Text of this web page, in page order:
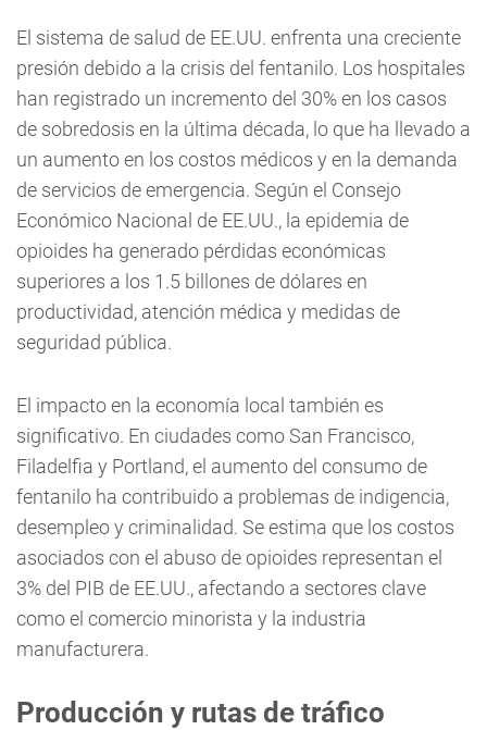
El sistema de salud de EE.UU. enfrenta una creciente
presión debido a la crisis del fentanilo. Los hospitales
han registrado un incremento del 30% en los casos
de sobredosis en la última década, lo que ha llevado a
un aumento en los costos médicos y en la demanda
de servicios de emergencia. Según el Consejo
Económico Nacional de EE.UU., la epidemia de
opioides ha generado pérdidas económicas
superiores a los 1.5 billones de dólares en
productividad, atención médica y medidas de
seguridad pública.
El impacto en la economía local también es
significativo. En ciudades como San Francisco,
Filadelfia y Portland, el aumento del consumo de
fentanilo ha contribuido a problemas de indigencia,
desempleo y criminalidad. Se estima que los costos
asociados con el abuso de opioides representan el
3% del PIB de EE.UU., afectando a sectores clave
como el comercio minorista y la industria
manufacturera.
Producción y rutas de tráfico